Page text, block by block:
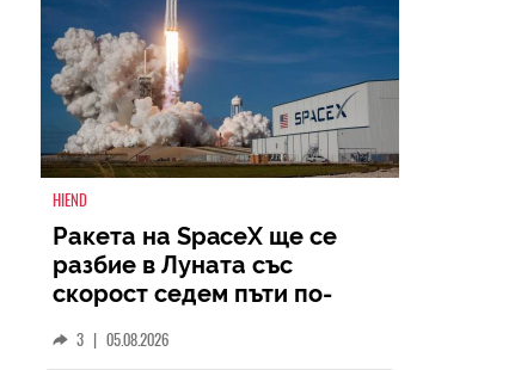
HIEND
Ракета на SpaceX ще се
разбие в Луната със